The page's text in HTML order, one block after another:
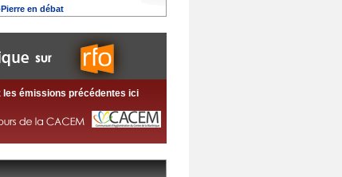
en débat
les émissions précédentes ici